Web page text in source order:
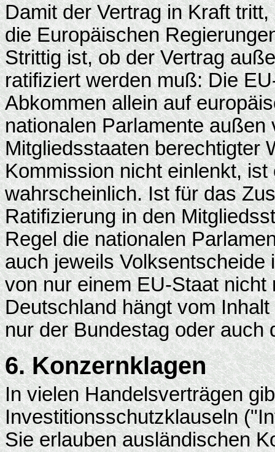
Damit der Vertrag in Kraft
die Europäischen
Strittig ist, ob der Vertrag
ratifiziert werden muß: Die
Abkommen allein auf
nationalen Parlamente
Mitgliedsstaaten berechtigter
Kommission nicht einlenkt,
wahrscheinlich. Ist für das
Ratifizierung in den
Regel die nationalen
auch jeweils Volksentscheide
von nur einem EU-Staat
Deutschland hängt vom
nur der Bundestag oder auch
6. Konzernklagen
In vielen Handelsverträgen
Investitionsschutzklauseln
Sie erlauben ausländischen